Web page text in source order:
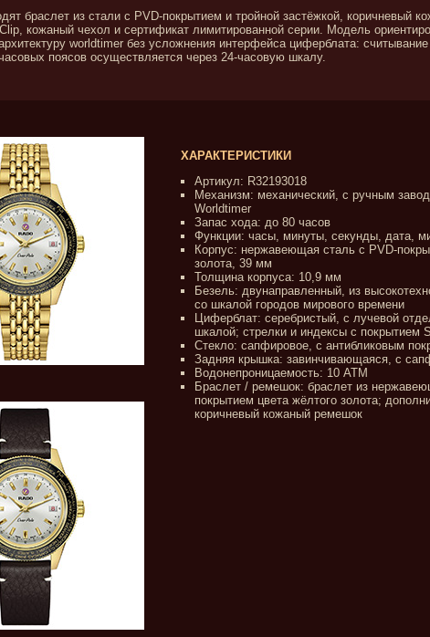
браслет из стали с PVD-покрытием и тройной застёжкой, коричневый
кожаный чехол и сертификат лимитированной серии. Модель
worldtimer без усложнения интерфейса циферблата: считывание
поясов осуществляется через 24-часовую шкалу.
ХАРАКТЕРИСТИКИ
Артикул: R32193018
Механизм: механический, с ручным
Worldtimer
Запас хода: до 80 часов
Функции: часы, минуты, секунды, дата,
Корпус: нержавеющая сталь с PVD-
золота, 39 мм
Толщина корпуса: 10,9 мм
Безель: двунаправленный, из
со шкалой городов мирового времени
Циферблат: серебристый, с лучевой
шкалой; стрелки и индексы с покрытием
Стекло: сапфировое, с антибликовым
Задняя крышка: завинчивающаяся, с
Водонепроницаемость: 10 ATM
Браслет / ремешок: браслет из
покрытием цвета жёлтого золота;
коричневый кожаный ремешок